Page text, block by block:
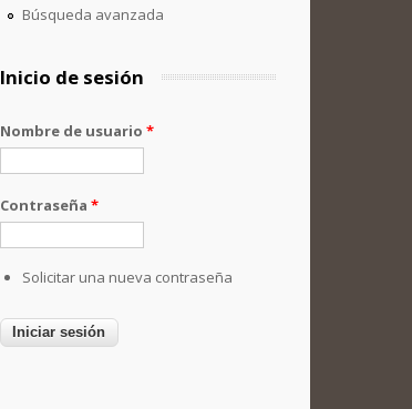
Búsqueda avanzada
Inicio de sesión
Nombre de usuario *
Contraseña *
Solicitar una nueva contraseña